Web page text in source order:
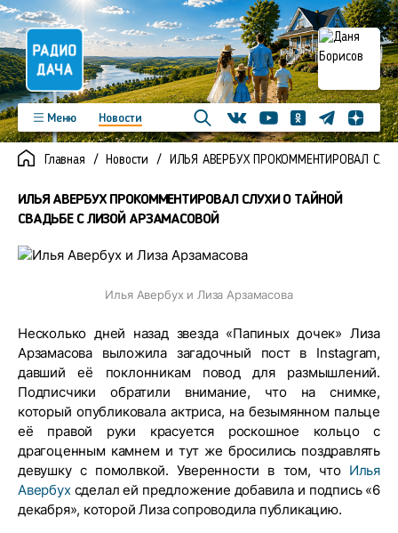
Меню
Новости
Программы
Подкасты
Новинки
Фото
Видео
Контакты
ВконтактеYoutubeОдноклассники
ТелеграмЯндекс
Главная Новости ИЛЬЯ АВЕРБУХ ПРОКОММЕНТИРОВАЛ
ИЛЬЯ АВЕРБУХ ПРОКОММЕНТИРОВАЛ СЛУХИ О ТАЙНОЙ
СВАДЬБЕ С ЛИЗОЙ АРЗАМАСОВОЙ
Илья Авербух и Лиза Арзамасова
Несколько дней назад звезда «Папиных дочек» Лиза
Арзамасова выложила загадочный пост в Instagram,
давший её поклонникам повод для размышлений.
Подписчики обратили внимание, что на снимке,
который опубликовала актриса, на безымянном пальце
её правой руки красуется роскошное кольцо с
драгоценным камнем и тут же бросились поздравлять
девушку с помолвкой. Уверенности в том, что Илья
Авербухсделал ей предложение добавила и подпись «6
декабря», которой Лиза сопроводила публикацию.